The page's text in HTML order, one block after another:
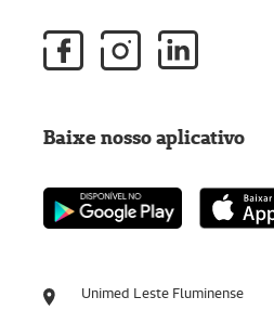
Unimed Leste Fluminense
Baixe nosso aplicativo